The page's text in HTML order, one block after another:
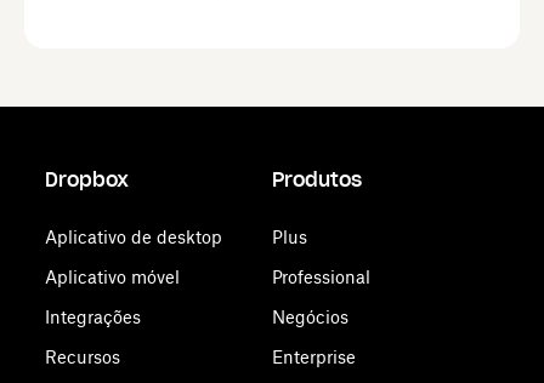
Dropbox
Aplicativo de desktop
Aplicativo móvel
Integrações
Recursos
Produtos
Plus
Professional
Negócios
Enterprise